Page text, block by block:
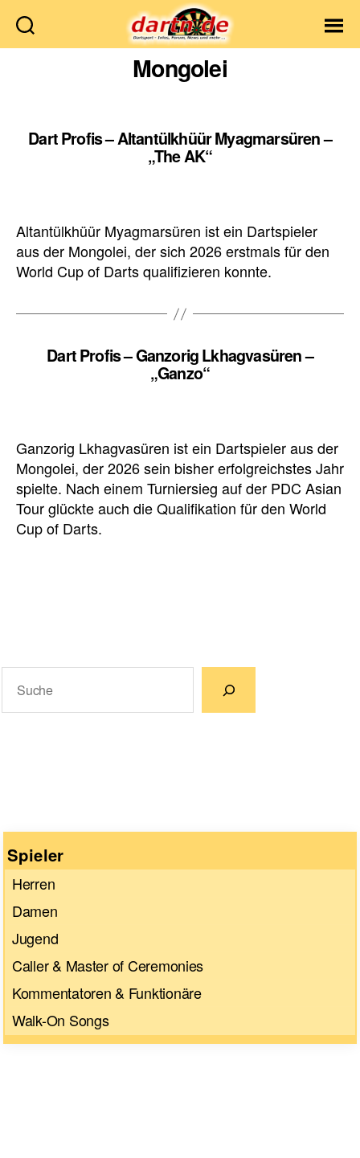
Dartn.de
Mongolei
Dart Profis – Altantülkhüür Myagmarsüren –
„The AK“
Altantülkhüür Myagmarsüren ist ein Dartspieler
aus der Mongolei, der sich 2026 erstmals für den
World Cup of Darts qualifizieren konnte.
Dart Profis – Ganzorig Lkhagvasüren –
„Ganzo“
Ganzorig Lkhagvasüren ist ein Dartspieler aus der
Mongolei, der 2026 sein bisher erfolgreichstes Jahr
spielte. Nach einem Turniersieg auf der PDC Asian
Tour glückte auch die Qualifikation für den World
Cup of Darts.
Spieler
Herren
Damen
Jugend
Caller & Master of Ceremonies
Kommentatoren & Funktionäre
Walk-On Songs